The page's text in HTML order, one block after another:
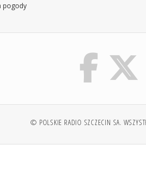
pogody
© POLSKIE RADIO SZCZECIN SA.